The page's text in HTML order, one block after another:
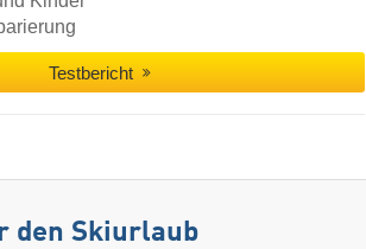
Testbericht
den Skiurlaub